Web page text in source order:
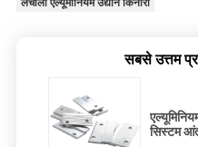
लचीला एल्यूमीनियम उद्यान किनारा
सबसे उत्तम
सिस्टम